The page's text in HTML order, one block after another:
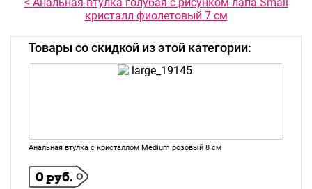
кристалл фиолетовый 7 см
Товары со скидкой из этой категории:
Анальная втулка с кристаллом Medium розовый 8 см
0 руб.